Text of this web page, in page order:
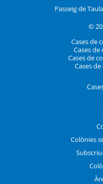
Passeig de
©
Cases de
Cases de
Cases de
Cases
Colònies